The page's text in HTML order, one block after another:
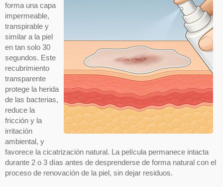
forma una capa
impermeable,
transpirable y
similar a la piel
en tan solo 30
segundos. Este
recubrimiento
transparente
protege la herida
de las bacterias,
reduce la
fricción y la
irritación
ambiental, y
favorece la cicatrización natural. La película permanece intacta
durante 2 o 3 días antes de desprenderse de forma natural con el
proceso de renovación de la piel, sin dejar residuos.